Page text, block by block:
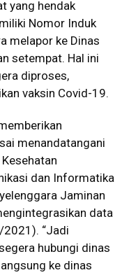
yang hendak
Nomor Induk
melapor ke Dinas
setempat. Hal ini
diproses,
vaksin Covid-19.
menandatangani
dan Informatika
Jaminan
data
“Jadi
hubungi dinas
ke dinas